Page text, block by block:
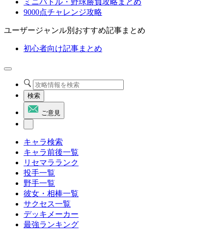
ミニバトル・野球勝負攻略まとめ
9000点チャレンジ攻略
ユーザージャンル別おすすめ記事まとめ
初心者向け記事まとめ
検索
ご意見
キャラ検索
キャラ前後一覧
リセマラランク
投手一覧
野手一覧
彼女・相棒一覧
サクセス一覧
デッキメーカー
最強ランキング